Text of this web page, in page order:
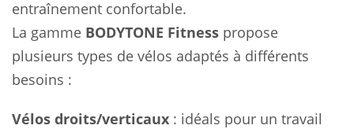
entraînement confortable.
La gamme BODYTONE Fitness propose
plusieurs types de vélos adaptés à différents
besoins :
Vélos droits/verticaux : idéals pour un travail